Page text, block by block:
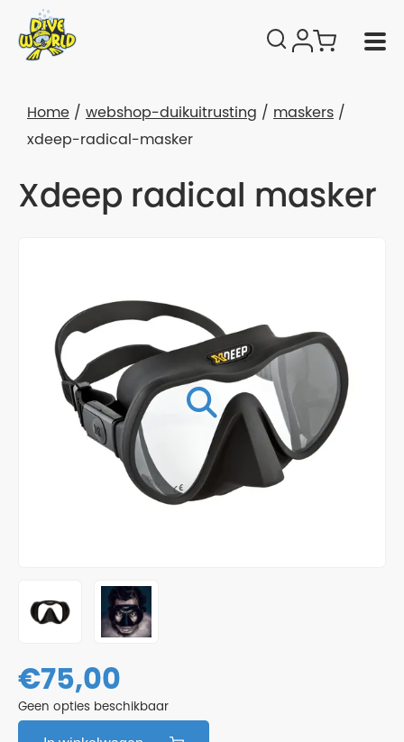
Home webshop-duikuitrusting
maskers
xdeep-radical-masker
Xdeep radical masker
€75,00
Geen opties beschikbaar